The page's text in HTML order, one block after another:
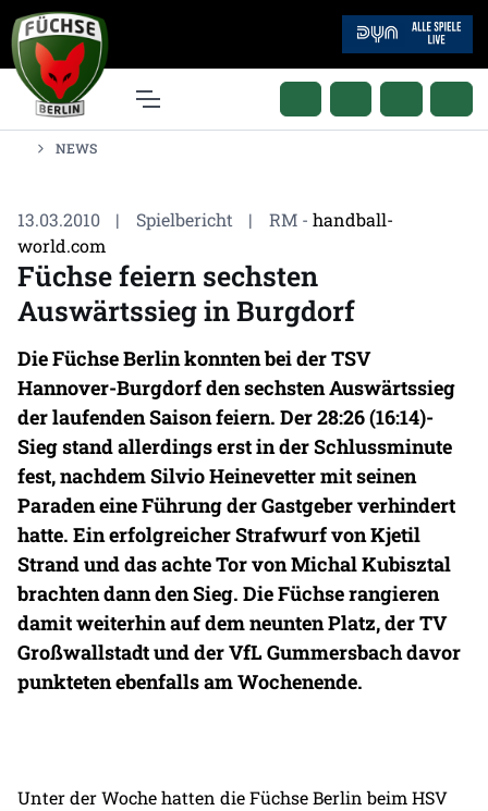
NEWS
13.03.2010 | Spielbericht | RM - handball-
world.com
Füchse feiern sechsten
Auswärtssieg in Burgdorf
Die Füchse Berlin konnten bei der TSV
Hannover-Burgdorf den sechsten Auswärtssieg
der laufenden Saison feiern. Der 28:26 (16:14)-
Sieg stand allerdings erst in der Schlussminute
fest, nachdem Silvio Heinevetter mit seinen
Paraden eine Führung der Gastgeber verhindert
hatte. Ein erfolgreicher Strafwurf von Kjetil
Strand und das achte Tor von Michal Kubisztal
brachten dann den Sieg. Die Füchse rangieren
damit weiterhin auf dem neunten Platz, der TV
Großwallstadt und der VfL Gummersbach davor
punkteten ebenfalls am Wochenende.
Unter der Woche hatten die Füchse Berlin beim HSV